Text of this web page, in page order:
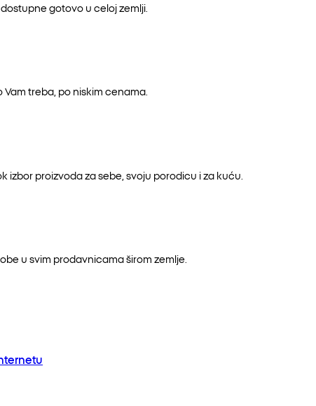
gotovo u celoj zemlji.
treba, po niskim cenama.
izbor proizvoda za sebe, svoju porodicu i za kuću.
u svim prodavnicama širom zemlje.